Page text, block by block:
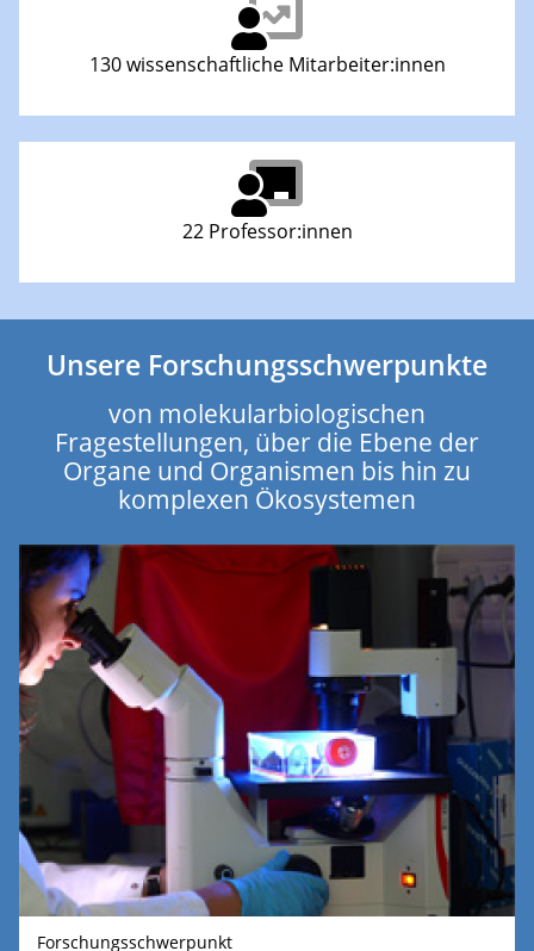
130 wissenschaftliche Mitarbeiter:innen
22 Professor:innen
Unsere Forschungsschwerpunkte
von molekularbiologischen
Fragestellungen, über die Ebene der
Organe und Organismen bis hin zu
komplexen Ökosystemen
Forschungsschwerpunkt